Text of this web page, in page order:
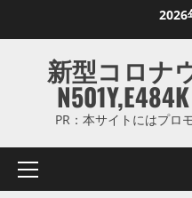
ス
ッ
2026
新型コロナ
PR：本サイトにはプロ
プ